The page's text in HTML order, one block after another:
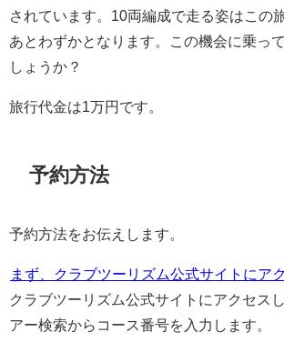
されています。10両編成で走る姿はこの
あとわずかとなります。この機会に乗っ
しょうか？
旅行代金は1万円です。
予約方法
予約方法をお伝えします。
まず、クラブツーリズム公式サイトにア
クラブツーリズム公式サイトにアクセス
アー検索からコース番号を入力します。